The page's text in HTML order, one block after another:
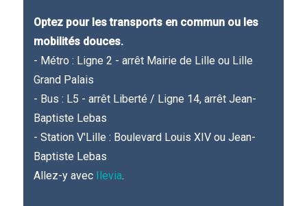
Optez pour les transports en commun ou les
mobilités douces.
- Métro : Ligne 2 - arrêt Mairie de Lille ou Lille
Grand Palais
- Bus : L5 - arrêt Liberté / Ligne 14, arrêt Jean-
Baptiste Lebas
- Station V'Lille : Boulevard Louis XIV ou Jean-
Baptiste Lebas
Allez-y avec Ilevia.